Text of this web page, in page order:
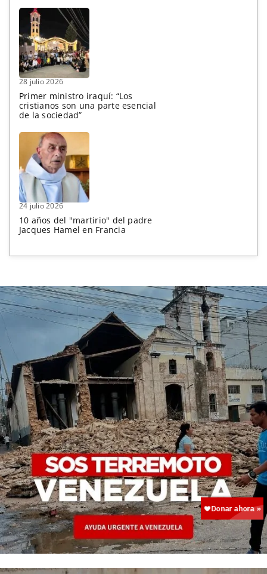
28 julio 2026
Primer ministro iraquí: “Los
cristianos son una parte esencial
de la sociedad”
24 julio 2026
10 años del "martirio" del padre
Jacques Hamel en Francia